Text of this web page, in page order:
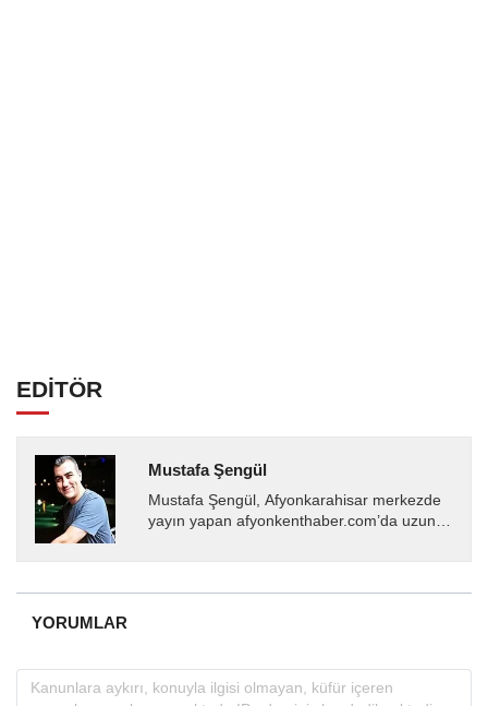
EDİTÖR
Mustafa Şengül
Mustafa Şengül, Afyonkarahisar merkezde
yayın yapan afyonkenthaber.com’da uzun
almakta, haber akışı...
YORUMLAR